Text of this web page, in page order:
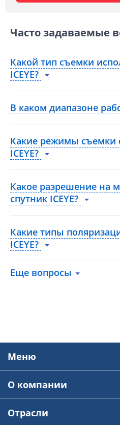
Часто задаваемые
Какой тип съемки
ICEYE?
В каком диапазоне
Какие режимы съемки
ICEYE?
Какое разрешение на
спутник ICEYE?
Какие типы
ICEYE?
Еще вопросы
Меню
О компании
Отрасли